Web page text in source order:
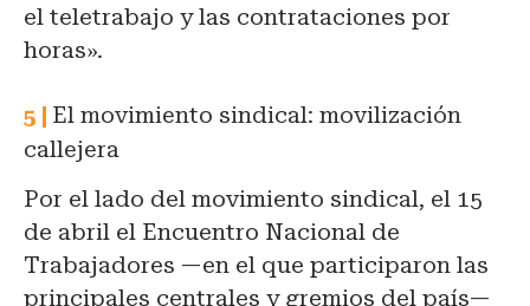
el teletrabajo y las contrataciones por
horas».
El movimiento sindical: movilización
callejera
Por el lado del movimiento sindical, el 15
de abril el Encuentro Nacional de
Trabajadores —en el que participaron las
principales centrales y gremios del país—